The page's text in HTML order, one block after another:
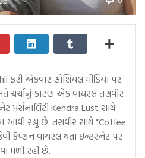
ફરી એકવાર સોશિયલ મીડિયા પર
ચર્ચાનું કારણ એક વાયરલ તસવીર
Kendra Lust સાથે
આવી રહ્યું છે. તસવીર સાથે “Coffee
કૅપ્શન વાયરલ થતા ઇન્ટરનેટ પર
મળી રહી છે.